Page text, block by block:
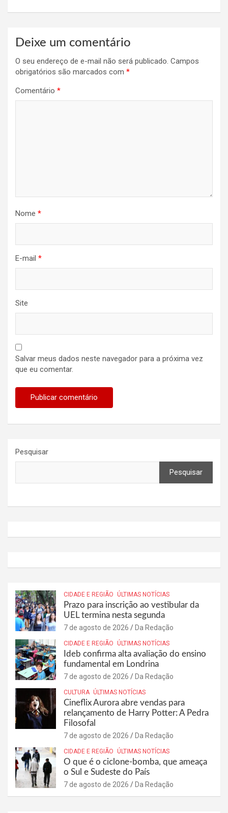
Deixe um comentário
O seu endereço de e-mail não será publicado. Campos
obrigatórios são marcados com *
Comentário *
Nome *
E-mail *
Site
Salvar meus dados neste navegador para a próxima vez
que eu comentar.
Pesquisar
Pesquisar
CIDADE E REGIÃO ÚLTIMAS NOTÍCIAS
Prazo para inscrição ao vestibular da
UEL termina nesta segunda
7 de agosto de 2026 Da Redação
CIDADE E REGIÃO ÚLTIMAS NOTÍCIAS
Ideb confirma alta avaliação do ensino
fundamental em Londrina
7 de agosto de 2026 Da Redação
CULTURA ÚLTIMAS NOTÍCIAS
Cineflix Aurora abre vendas para
relançamento de Harry Potter: A Pedra
Filosofal
7 de agosto de 2026 Da Redação
CIDADE E REGIÃO ÚLTIMAS NOTÍCIAS
O que é o ciclone-bomba, que ameaça
o Sul e Sudeste do País
7 de agosto de 2026 Da Redação